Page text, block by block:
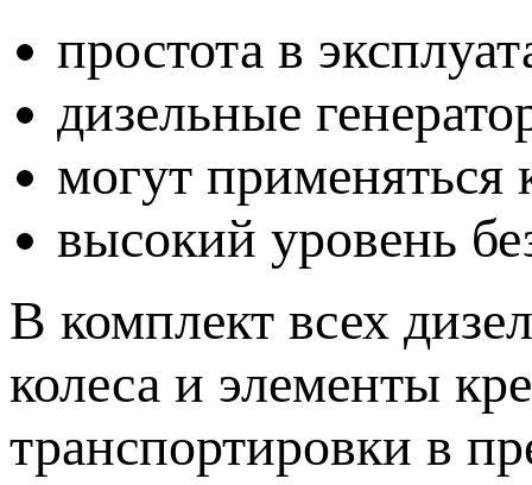
простота в
дизельные
могут
высокий уровень
В комплект всех
колеса и элементы
транспортировки в